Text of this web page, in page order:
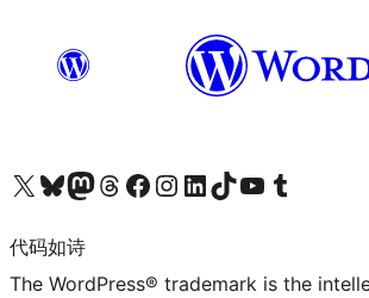
关注我们的 X（原 Twitter）账号访问我们的 Bluesky 账号关注我们的 Mastodon 账号访问我们的 Threads 账号 访问我们的 Facebook 公共主页关注我们的 Instagram 账号 关注我们的 LinkedIn 主页访问我们的 TikTok 账号访问我们的 YouTube 频道 访问我们的 Tumblr 账号
代码如诗
The WordPress® trademark is the